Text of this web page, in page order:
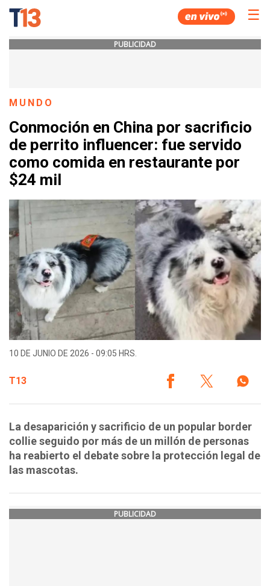
☰
PUBLICIDAD
MUNDO
Conmoción en China por sacrificio
de perrito influencer: fue servido
como comida en restaurante por
$24 mil
10 DE JUNIO DE 2026 - 09:05 HRS.
T13
La desaparición y sacrificio de un popular border
collie seguido por más de un millón de personas
ha reabierto el debate sobre la protección legal de
las mascotas.
PUBLICIDAD